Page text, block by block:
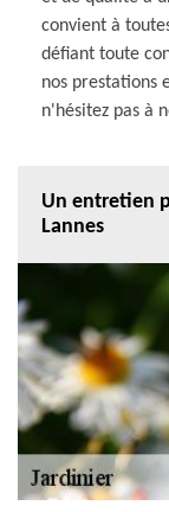
convient à
défiant toute
nos prestations
n'hésitez pas à
Un entretien
Lannes